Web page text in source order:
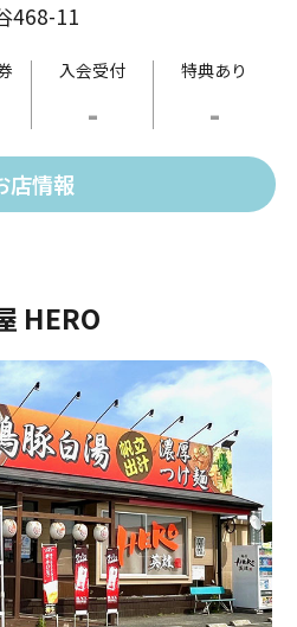
です。
りますが、皆様の評価を基に
進して参ります。
468-11
入会受付
-
特典あり
-
店情報
HERO